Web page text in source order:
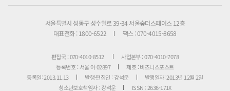
서울특별시 성동구 성수일로 39-34 서울숲더스페이스 12층
대표전화 : 1800-6522
팩스 : 070-4015-8658
편집국 : 070-4010-8512
사업본부 : 070-4010-7078
등록번호 : 서울 아 02897
제호 : 비즈니스포스트
등록일: 2013.11.13
발행·편집인 : 강석운
발행일자: 2013년 12월 2일
청소년보호책임자 : 강석운
ISSN : 2636-171X